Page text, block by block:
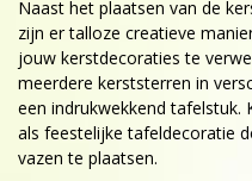
Naast het plaatsen van de
zijn er talloze creatieve
jouw kerstdecoraties te
meerdere kerststerren in
een indrukwekkend tafelstuk.
als feestelijke tafeldecoratie
vazen te plaatsen.